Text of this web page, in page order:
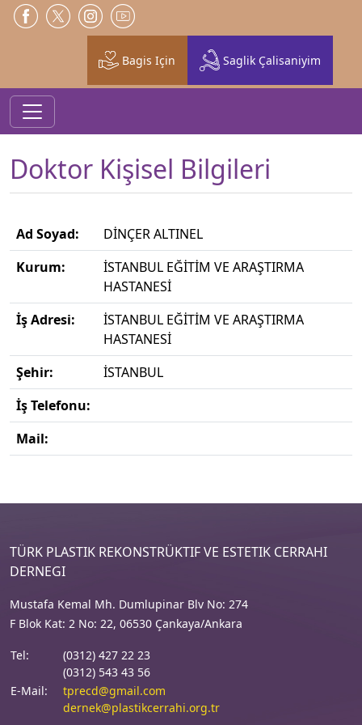
Bagis Için Saglik Çalisaniyim
Doktor Kişisel Bilgileri
Ad Soyad:
DİNÇER ALTINEL
Kurum:
İSTANBUL EĞİTİM VE ARAŞTIRMA
HASTANESİ
İş Adresi:
İSTANBUL EĞİTİM VE ARAŞTIRMA
HASTANESİ
Şehir:
İSTANBUL
İş Telefonu:
Mail:
TÜRK PLASTIK REKONSTRÜKTIF VE ESTETIK CERRAHI
DERNEGI
Mustafa Kemal Mh. Dumlupinar Blv No: 274
F Blok Kat: 2 No: 22, 06530 Çankaya/Ankara
Tel:
(0312) 427 22 23
(0312) 543 43 56
E-Mail:
tprecd@gmail.com
dernek@plastikcerrahi.org.tr